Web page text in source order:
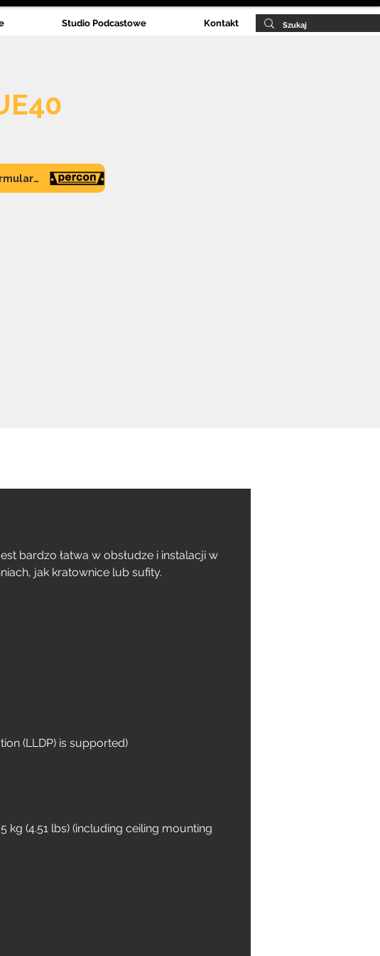
Studio Podcastowe Kontakt
Przejdź do formularza
bardzo łatwa w obsłudze i instalacji w
jak kratownice lub sufity.
(LLDP) is supported)
kg (4.51 lbs) (including ceiling mounting